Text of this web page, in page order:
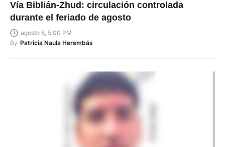
Vía Biblián-Zhud: circulación controlada
durante el feriado de agosto
agosto 8, 5:00 PM
By Patricia Naula Herembás